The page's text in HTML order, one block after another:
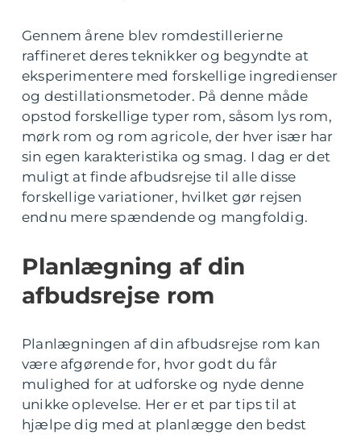
Gennem årene blev romdestillerierne
raffineret deres teknikker og begyndte at
eksperimentere med forskellige ingredienser
og destillationsmetoder. På denne måde
opstod forskellige typer rom, såsom lys rom,
mørk rom og rom agricole, der hver især har
sin egen karakteristika og smag. I dag er det
muligt at finde afbudsrejse til alle disse
forskellige variationer, hvilket gør rejsen
endnu mere spændende og mangfoldig.
Planlægning af din
afbudsrejse rom
Planlægningen af din afbudsrejse rom kan
være afgørende for, hvor godt du får
mulighed for at udforske og nyde denne
unikke oplevelse. Her er et par tips til at
hjælpe dig med at planlægge den bedst